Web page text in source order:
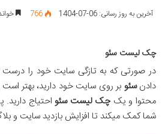
آخرین به روز رسانی: 06-07-1404 766 خواندن
چک لیست سئو
در صورتی که به تازگی سایت خود را درست
دادنسئو بر روی سایت خود دارید، بهتر
محتوا و یکچک لیست سئواحتیاج
شما کمک میکند تا افزایش بازدید سایت و